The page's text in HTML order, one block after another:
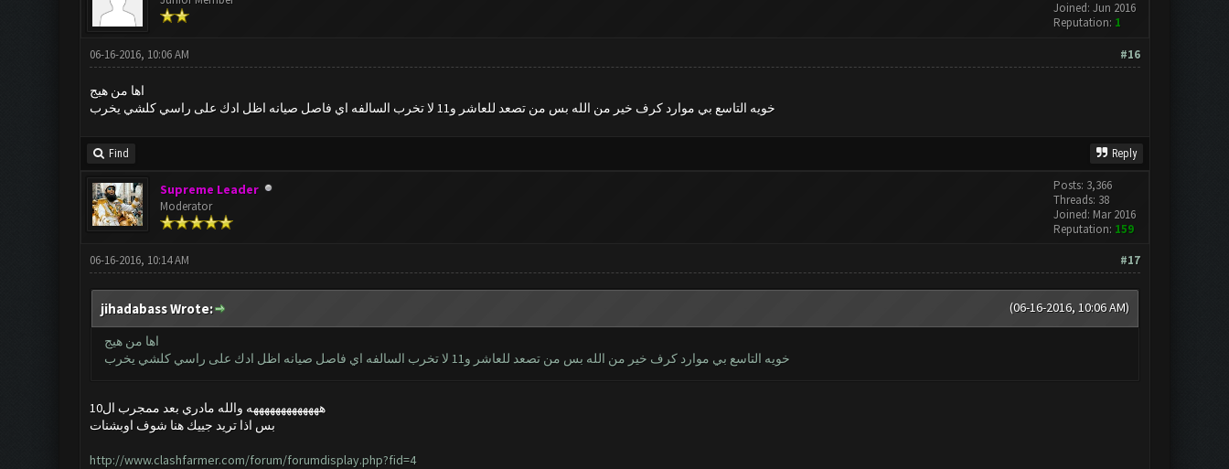
Joined: Jun 2016
Reputation: 1
#16
06-16-2016, 10:06 AM
اها من هيج
خويه التاسع بي موارد كرف خير من الله بس من تصعد للعاشر و11 لا تخرب السالفه اي فاصل صيانه اظل ادك على راسي كلشي يخرب
Find Reply
Supreme Leader
Moderator
Posts: 3,366
Threads: 38
Joined: Mar 2016
Reputation: 159
#17
06-16-2016, 10:14 AM
(06-16-2016, 10:06 AM)
jihadabass Wrote:
اها من هيج
خويه التاسع بي موارد كرف خير من الله بس من تصعد للعاشر و11 لا تخرب السالفه اي فاصل صيانه اظل ادك على راسي كلشي يخرب
هههههههههههههه والله مادري بعد ممجرب ال10
بس اذا تريد جييك هنا شوف اوبشنات
http://www.clashfarmer.com/forum/forumdisplay.php?fid=4